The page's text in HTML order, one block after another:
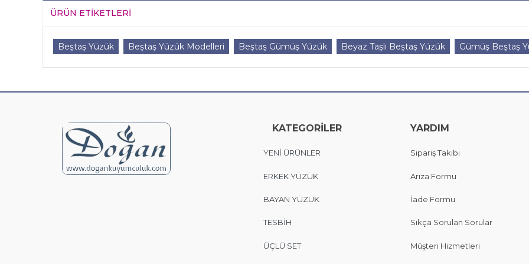
ÜRÜN ETIKETLERI
Beştaş Yüzük Beştaş Yüzük Modelleri Beştaş Gümüş Yüzük Beyaz Taşlı Beştaş Yüzük Gümüş Beştaş
KATEGORİLER
YENİ ÜRÜNLER
ERKEK YÜZÜK
BAYAN YÜZÜK
TESBİH
ÜÇLÜ SET
YARDIM
Sipariş Takibi
Arıza Formu
İade Formu
Sıkça Sorulan Sorular
Müşteri Hizmetleri